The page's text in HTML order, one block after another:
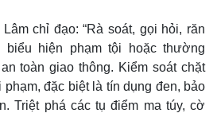
Multimedia
chỉ đạo: “Rà soát, gọi hỏi, răn
hiện phạm tội hoặc thường
toàn giao thông. Kiểm soát chặt
đặc biệt là tín dụng đen, bảo
Triệt phá các tụ điểm ma túy, cờ